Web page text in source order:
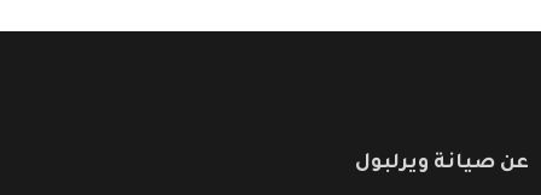
عن صيانة ويرلبول